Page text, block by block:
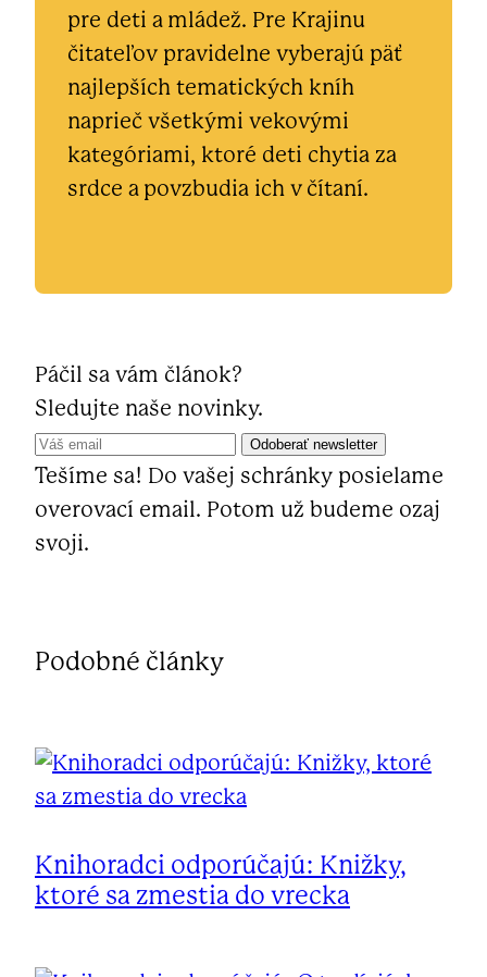
pre deti a mládež. Pre Krajinu
čitateľov pravidelne vyberajú päť
najlepších tematických kníh
naprieč všetkými vekovými
kategóriami, ktoré deti chytia za
srdce a povzbudia ich v čítaní.
Páčil sa vám článok?
Sledujte naše novinky.
Tešíme sa! Do vašej schránky posielame
overovací email. Potom už budeme ozaj
svoji.
Podobné články
Knihoradci odporúčajú: Knižky,
ktoré sa zmestia do vrecka